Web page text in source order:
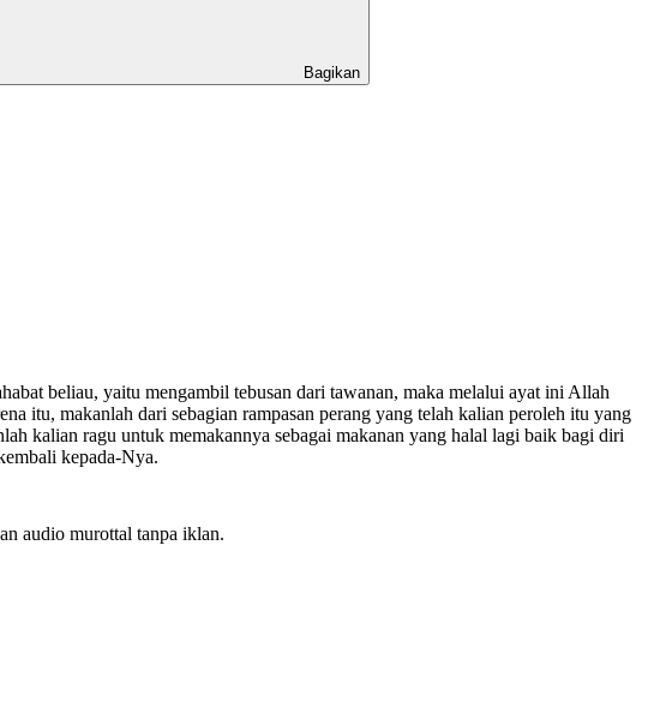
Bagikan
beliau, yaitu mengambil tebusan dari tawanan, maka melalui ayat ini Allah
itu, makanlah dari sebagian rampasan perang yang telah kalian peroleh itu yang
kalian ragu untuk memakannya sebagai makanan yang halal lagi baik bagi diri
kepada-Nya.
audio murottal tanpa iklan.